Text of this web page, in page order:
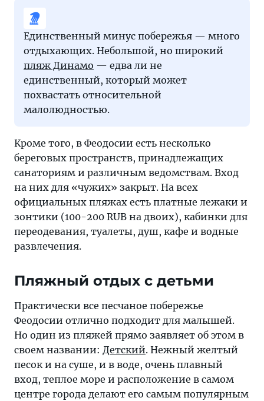
Единственный минус побережья — много
отдыхающих. Небольшой, но широкий
пляж Динамо — едва ли не
единственный, который может
похвастать относительной
малолюдностью.
Кроме того, в Феодосии есть несколько
береговых пространств, принадлежащих
санаториям и различным ведомствам. Вход
на них для «чужих» закрыт. На всех
официальных пляжах есть платные лежаки и
зонтики (100-200 RUB на двоих), кабинки для
переодевания, туалеты, душ, кафе и водные
развлечения.
Пляжный отдых с детьми
Практически все песчаное побережье
Феодосии отлично подходит для малышей.
Но один из пляжей прямо заявляет об этом в
своем названии: Детский. Нежный желтый
песок и на суше, и в воде, очень плавный
вход, теплое море и расположение в самом
центре города делают его самым популярным